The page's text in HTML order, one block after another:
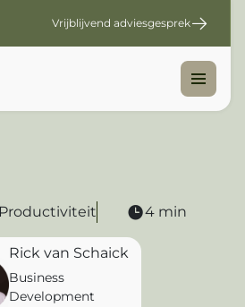
Vrijblijvend adviesgesprek
4 min
Rick van Schaick
Business
Development